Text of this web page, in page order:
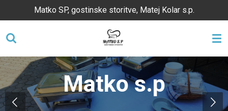
to
main
Matko SP, gostinske storitve, Matej Kolar s.p.
Matko s.p